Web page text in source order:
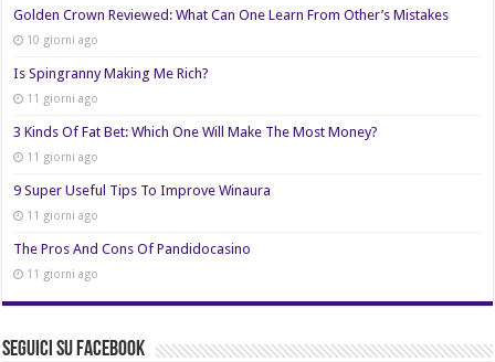
Golden Crown Reviewed: What Can One Learn From Other’s Mistakes
10 giorni ago
Is Spingranny Making Me Rich?
11 giorni ago
3 Kinds Of Fat Bet: Which One Will Make The Most Money?
11 giorni ago
9 Super Useful Tips To Improve Winaura
11 giorni ago
The Pros And Cons Of Pandidocasino
11 giorni ago
Seguici su Facebook